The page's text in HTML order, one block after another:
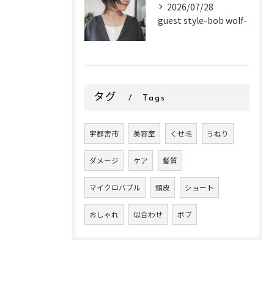
2026/07/28
guest style-bob wolf-
タグ Tags
宇都宮市 美容室 くせ毛 うねり
ダメージ ケア 髪質
マイクロバブル 頭皮 ショート
おしゃれ 似合わせ ボブ